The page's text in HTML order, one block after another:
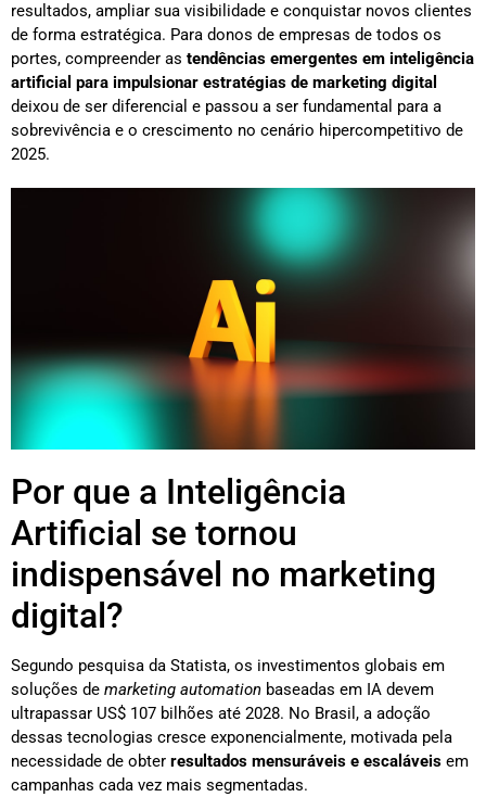
resultados, ampliar sua visibilidade e conquistar novos clientes
de forma estratégica. Para donos de empresas de todos os
portes, compreender as tendências emergentes em inteligência
artificial para impulsionar estratégias de marketing digital
deixou de ser diferencial e passou a ser fundamental para a
sobrevivência e o crescimento no cenário hipercompetitivo de
2025.
Por que a Inteligência
Artificial se tornou
indispensável no marketing
digital?
Segundo pesquisa da Statista, os investimentos globais em
soluções de marketing automation baseadas em IA devem
ultrapassar US$ 107 bilhões até 2028. No Brasil, a adoção
dessas tecnologias cresce exponencialmente, motivada pela
necessidade de obter resultados mensuráveis e escaláveis em
campanhas cada vez mais segmentadas.